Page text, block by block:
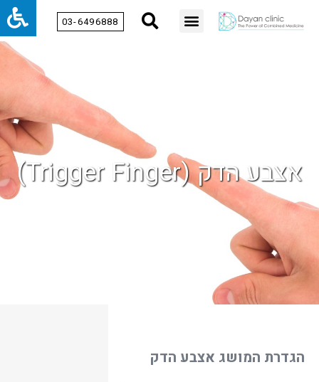
03-6496888
אצבע הדק (Trigger Finger)
הגדרת המושג אצבע הדק